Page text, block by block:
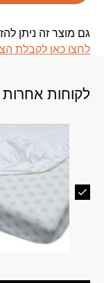
גם מוצר זה ניתן
לחצו כאן לקבלת
לקוחות